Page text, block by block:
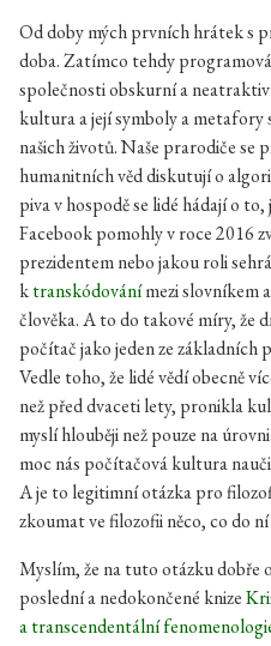
Od doby mých prvních hrátek s
doba. Zatímco tehdy
společnosti obskurní a
kultura a její symboly a metafory
našich životů. Naše prarodiče
humanitních věd diskutují o
piva v hospodě se lidé hádají o
Facebook pomohly v roce 2016
prezidentem nebo jakou roli
ktranskódovánímezi slovníkem
člověka. A to do takové míry, že
počítač jako jeden ze základních
Vedle toho, že lidé vědí obecně
než před dvaceti lety, pronikla
myslí hlouběji než pouze na
moc nás počítačová kultura
A je to legitimní otázka pro
zkoumat ve filozofii něco, co do
Myslím, že na tuto otázku dobře
poslední a nedokončené knize
a transcendentální